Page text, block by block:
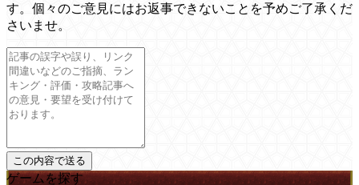
す。個々のご意見にはお返事できないことを予めご了承くだ
さいませ。
ゲームを探す